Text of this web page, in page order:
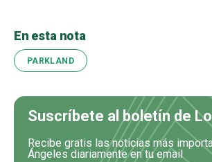
En esta nota
PARKLAND
Suscríbete al boletín de
Recibe gratis las noticias más
Ángeles diariamente en tu email